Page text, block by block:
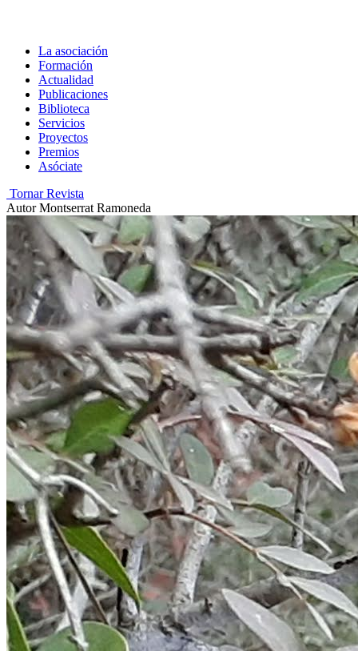
La asociación
Formación
Actualidad
Publicaciones
Biblioteca
Servicios
Proyectos
Premios
Asóciate
Tornar Revista
Autor Montserrat Ramoneda